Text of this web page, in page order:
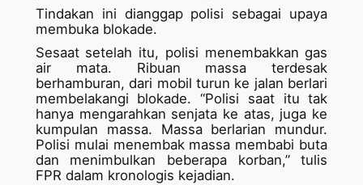
Tindakan ini dianggap polisi sebagai upaya
membuka blokade.
Sesaat setelah itu, polisi menembakkan gas
air mata. Ribuan massa terdesak
berhamburan, dari mobil turun ke jalan berlari
membelakangi blokade. “Polisi saat itu tak
hanya mengarahkan senjata ke atas, juga ke
kumpulan massa. Massa berlarian mundur.
Polisi mulai menembak massa membabi buta
dan menimbulkan beberapa korban,” tulis
FPR dalam kronologis kejadian.